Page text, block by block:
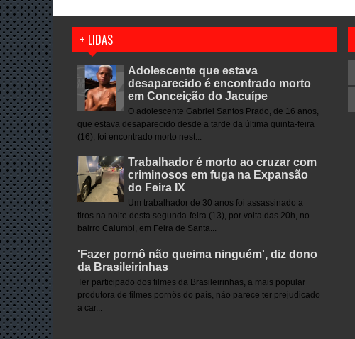
+ LIDAS
Adolescente que estava
desaparecido é encontrado morto
em Conceição do Jacuípe
O adolescente Gabriel Santos Prado, de 16 anos,
que estava desaparecido desde a tarde da última quinta-feira
(16), foi encontrado morto nest...
Trabalhador é morto ao cruzar com
criminosos em fuga na Expansão
do Feira IX
Um trabalhador de 30 anos foi assassinado a
tiros na noite desta segunda-feira (13), por volta das 20h, no
bairro Calumbi, em Feira de Santa...
'Fazer pornô não queima ninguém', diz dono
da Brasileirinhas
Ter participado dos filmes da Brasileirinhas, a mais popular
produtora de filmes pornôs do país, não parece ter prejudicado
a car...